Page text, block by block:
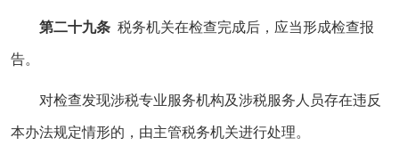
第二十九条 税务机关在检查完成后，应当形成检查报
告。
对检查发现涉税专业服务机构及涉税服务人员存在违反
本办法规定情形的，由主管税务机关进行处理。